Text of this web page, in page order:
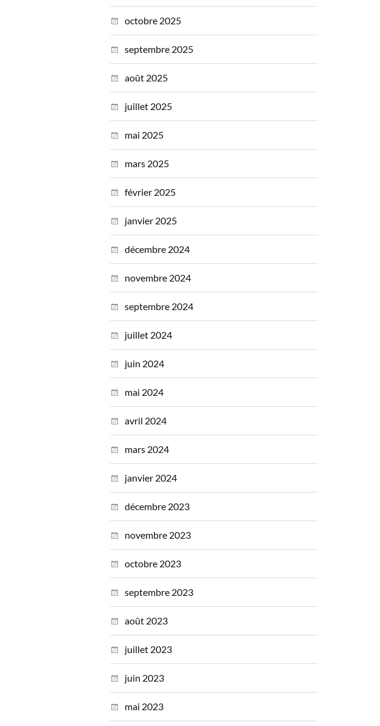
octobre 2025
septembre 2025
août 2025
juillet 2025
mai 2025
mars 2025
février 2025
janvier 2025
décembre 2024
novembre 2024
septembre 2024
juillet 2024
juin 2024
mai 2024
avril 2024
mars 2024
janvier 2024
décembre 2023
novembre 2023
octobre 2023
septembre 2023
août 2023
juillet 2023
juin 2023
mai 2023